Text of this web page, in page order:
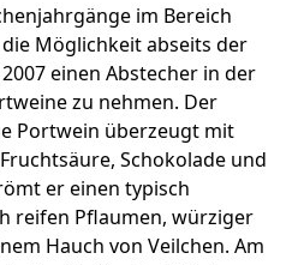
im Bereich
Möglichkeit abseits der
einen Abstecher in der
zu nehmen. Der
Portwein überzeugt mit
Schokolade und
er einen typisch
reifen Pflaumen, würziger
Hauch von Veilchen. Am